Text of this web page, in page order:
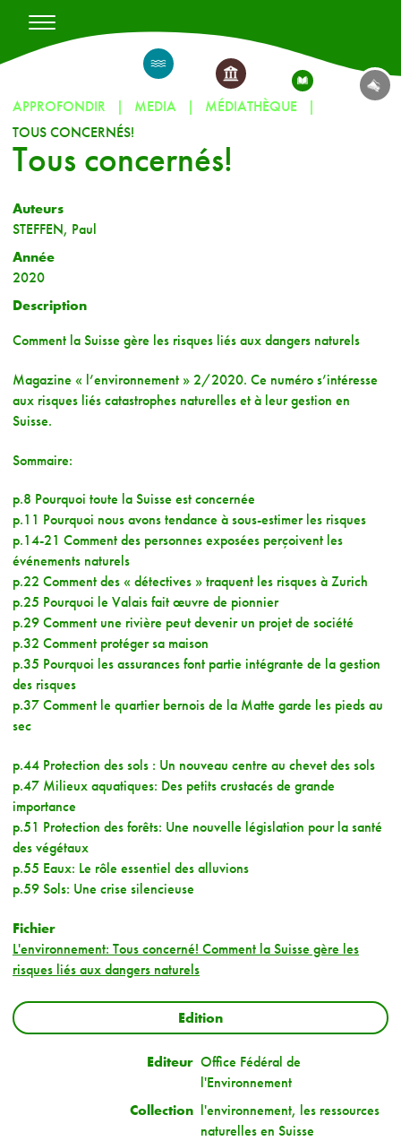
APPROFONDIR MEDIA
MÉDIATHÈQUE
TOUS CONCERNÉS!
Tous concernés!
Auteurs
STEFFEN, Paul
Année
2020
Description
Comment la Suisse gère les risques liés aux dangers naturels
Magazine « l’environnement » 2/2020. Ce numéro s’intéresse
aux risques liés catastrophes naturelles et à leur gestion en
Suisse.
Sommaire:
p.8 Pourquoi toute la Suisse est concernée
p.11 Pourquoi nous avons tendance à sous-estimer les risques
p.14-21 Comment des personnes exposées perçoivent les
événements naturels
p.22 Comment des « détectives » traquent les risques à Zurich
p.25 Pourquoi le Valais fait œuvre de pionnier
p.29 Comment une rivière peut devenir un projet de société
p.32 Comment protéger sa maison
p.35 Pourquoi les assurances font partie intégrante de la gestion
des risques
p.37 Comment le quartier bernois de la Matte garde les pieds au
sec
p.44 Protection des sols : Un nouveau centre au chevet des sols
p.47 Milieux aquatiques: Des petits crustacés de grande
importance
p.51 Protection des forêts: Une nouvelle législation pour la santé
des végétaux
p.55 Eaux: Le rôle essentiel des alluvions
p.59 Sols: Une crise silencieuse
Fichier
L'environnement: Tous concerné! Comment la Suisse gère les
risques liés aux dangers naturels
Edition
Editeur Office Fédéral de
l'Environnement
Collection l'environnement, les ressources
naturelles en Suisse